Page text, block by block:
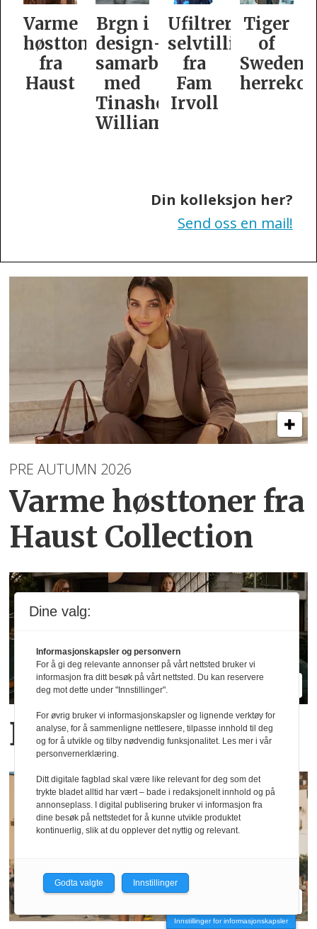
Brgn i
design­
samarbeid
med
Williamson
Ufiltrert
selvtillit
fra
Fam
Irvoll
Tiger
of
Swedens
herrekolleksjon
Slik
er
dame­
Din kolleksjon her?
Send oss en mail!
PRE AUTUMN 2026
Varme høsttoner fra
Haust Collection
Blanche relanseres
Innstillinger for informasjonskapsler
Dine valg:
Informasjonskapsler og personvern
For å gi deg relevante annonser på vårt nettsted bruker vi
informasjon fra ditt besøk på vårt nettsted. Du kan reservere
deg mot dette under "Innstillinger".
For øvrig bruker vi informasjonskapsler og lignende verktøy for
analyse, for å sammenligne nettlesere, tilpasse innhold til deg
og for å utvikle og tilby nødvendig funksjonalitet. Les mer i vår
personvernerklæring.
Ditt digitale fagblad skal være like relevant for deg som det
trykte bladet alltid har vært – bade i redaksjonelt innhold og på
annonseplass. I digital publisering bruker vi informasjon fra
dine besøk på nettstedet for å kunne utvikle produktet
kontinuerlig, slik at du opplever det nyttig og relevant.
Godta valgte Innstillinger